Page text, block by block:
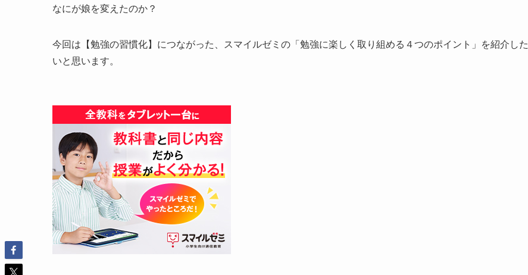
なにが娘を変えたのか？
今回は【勉強の習慣化】につながった、スマイルゼミの「勉強に楽しく取り組める４つのポイント」を紹介した
いと思います。